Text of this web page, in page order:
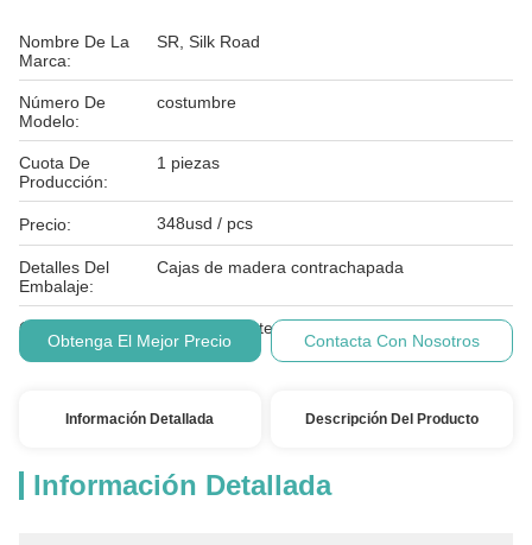
Nombre De La
Marca:
SR, Silk Road
Número De
Modelo:
costumbre
Cuota De
Producción:
1 piezas
Precio: 348usd / pcs
Detalles Del
Embalaje:
Cajas de madera contrachapada
Condiciones De
Pago:
T/T, L/C, Western Union
Obtenga El Mejor Precio Contacta Con Nosotros
Información Detallada Descripción Del Producto
Información Detallada